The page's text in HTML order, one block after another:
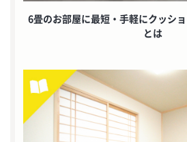
6畳のお部屋に最短・手軽にクッシ
とは